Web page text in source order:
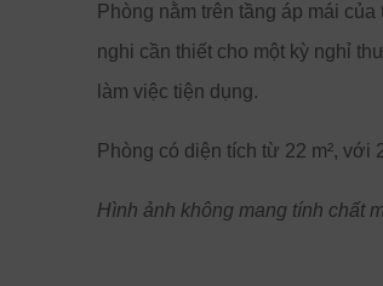
Trước
Phòng nằm trên tầng áp mái
nghi cần thiết cho một kỳ nghỉ
làm việc tiện dụng.
Phòng có diện tích từ 22 m²,
Hình ảnh không mang tính chất